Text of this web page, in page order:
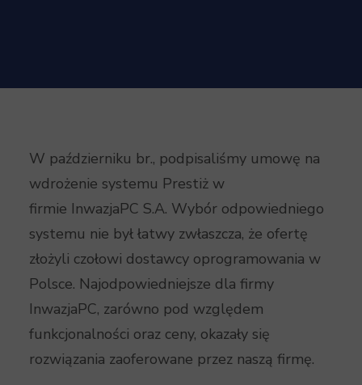
W październiku br., podpisaliśmy umowę na
wdrożenie systemu Prestiż w
firmie InwazjaPC S.A. Wybór odpowiedniego
systemu nie był łatwy zwłaszcza, że ofertę
złożyli czołowi dostawcy oprogramowania w
Polsce. Najodpowiedniejsze dla firmy
InwazjaPC, zarówno pod względem
funkcjonalności oraz ceny, okazały się
rozwiązania zaoferowane przez naszą firmę.